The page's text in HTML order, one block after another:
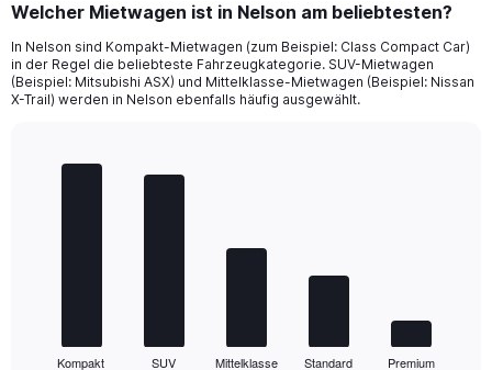
Welcher Mietwagen ist in Nelson am beliebtesten?
In Nelson sind Kompakt-Mietwagen (zum Beispiel: Class Compact Car)
in der Regel die beliebteste Fahrzeugkategorie. SUV-Mietwagen
(Beispiel: Mitsubishi ASX) und Mittelklasse-Mietwagen (Beispiel: Nissan
X-Trail) werden in Nelson ebenfalls häufig ausgewählt.
Kompakt SUV Mittelklasse Standard Premium